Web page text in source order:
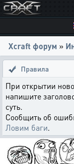
Xcraft форум »
Правила
При открытии
напишите
суть.
Сообщить об
Ловим баги.